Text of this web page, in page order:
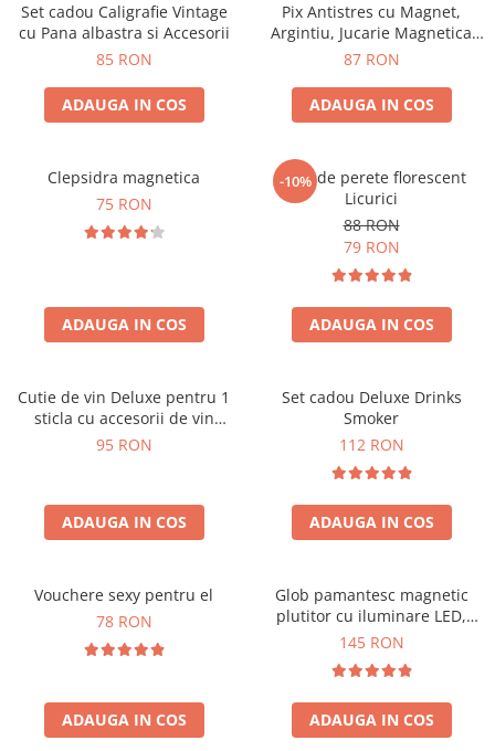
Set cadou Caligrafie Vintage
cu Pana albastra si Accesorii
85 RON
ADAUGA IN COS
Pix Antistres cu Magnet,
Argintiu, Jucarie Magnetica
pentru Birou
87 RON
ADAUGA IN COS
Clepsidra magnetica
75 RON
ADAUGA IN COS
-10%
Ceas de perete florescent
Licurici
88 RON
79 RON
ADAUGA IN COS
Cutie de vin Deluxe pentru 1
sticla cu accesorii de vin
incluse interior oranj
95 RON
ADAUGA IN COS
Set cadou Deluxe Drinks
Smoker
112 RON
ADAUGA IN COS
Vouchere sexy pentru el
78 RON
ADAUGA IN COS
Glob pamantesc magnetic
plutitor cu iluminare LED,
Forma C
145 RON
ADAUGA IN COS